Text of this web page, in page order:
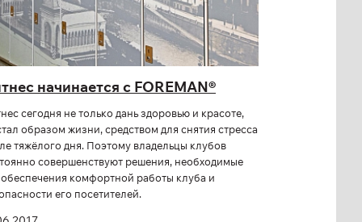
начинается с FOREMAN®
сегодня не только дань здоровью и красоте,
образом жизни, средством для снятия стресса
тяжёлого дня. Поэтому владельцы клубов
совершенствуют решения, необходимые
комфортной работы клуба и
его посетителей.